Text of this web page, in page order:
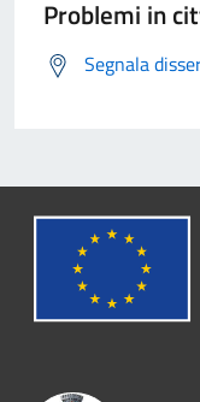
Problemi in
Segnala